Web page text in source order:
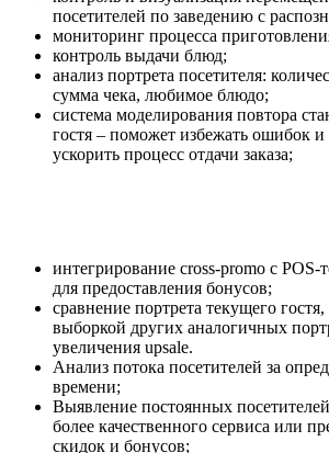
посетителей по заведению с
мониторинг процесса
контроль выдачи блюд;
анализ портрета посетителя:
сумма чека, любимое блюдо;
система моделирования повтора
гостя – поможет избежать ошибок и
ускорить процесс отдачи заказа;
интегрирование cross-promo c POS-
для предоставления бонусов;
сравнение портрета текущего
выборкой других аналогичных
увеличения upsale.
Анализ потока посетителей за
времени;
Выявление постоянных
более качественного сервиса или
скидок и бонусов;